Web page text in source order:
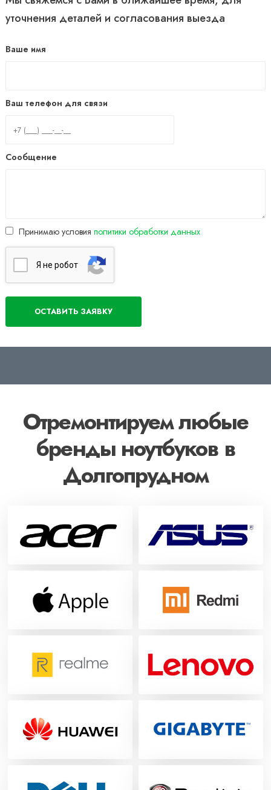
уточнения деталей и согласования выезда
Ваше имя
Ваш телефон для связи
Сообщение
Принимаю условия политики обработки данных
Я нe poбoт
Отремонтируем любые
бренды ноутбуков в
Долгопрудном